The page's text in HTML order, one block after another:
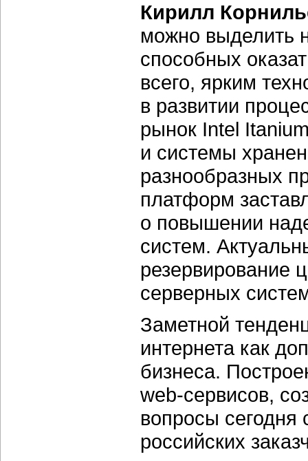
Кирилл
можно выделить
способных
всего, ярким
в развитии
рынок Intel
и системы
разнообразных
платформ
о повышении
систем.
резервирование
серверных
Заметной
интернета как
бизнеса.
web-сервисов,
вопросы сегодня
российских